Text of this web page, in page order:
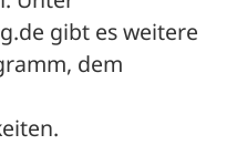
gibt es weitere
dem